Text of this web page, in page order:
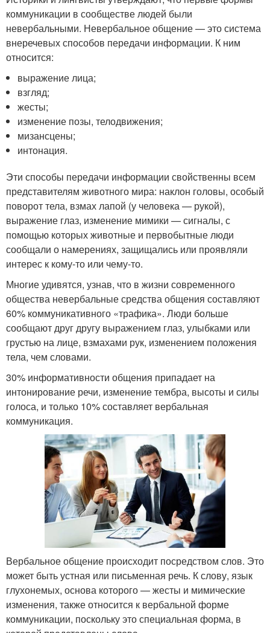
коммуникации в сообществе людей были
невербальными. Невербальное общение — это система
внеречевых способов передачи информации. К ним
относится:
выражение лица;
взгляд;
жесты;
изменение позы, телодвижения;
мизансцены;
интонация.
Эти способы передачи информации свойственны всем
представителям животного мира: наклон головы, особый
поворот тела, взмах лапой (у человека — рукой),
выражение глаз, изменение мимики — сигналы, с
помощью которых животные и первобытные люди
сообщали о намерениях, защищались или проявляли
интерес к кому-то или чему-то.
Многие удивятся, узнав, что в жизни современного
общества невербальные средства общения составляют
60% коммуникативного «трафика». Люди больше
сообщают друг другу выражением глаз, улыбками или
грустью на лице, взмахами рук, изменением положения
тела, чем словами.
30% информативности общения припадает на
интонирование речи, изменение тембра, высоты и силы
голоса, и только 10% составляет вербальная
коммуникация.
Вербальное общение происходит посредством слов. Это
может быть устная или письменная речь. К слову, язык
глухонемых, основа которого — жесты и мимические
изменения, также относится к вербальной форме
коммуникации, поскольку это специальная форма, в